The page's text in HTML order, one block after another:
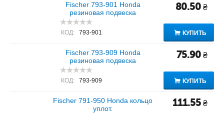
Fischer 793-901 Honda
резиновая подвеска
КОД: 793-901
80.50 ₴
КУПИТЬ
Fischer 793-909 Honda
резиновая подвеска
КОД: 793-909
75.90 ₴
КУПИТЬ
Fischer 791-950 Honda кольцо
уплот.
111.55 ₴